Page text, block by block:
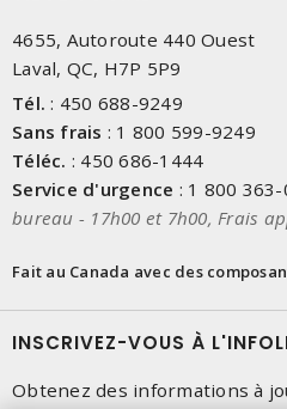
4655, Autoroute 440 Ouest
Laval, QC, H7P 5P9
Tél. : 450 688-9249
Sans frais : 1 800 599-9249
Téléc. : 450 686-1444
Service d'urgence : 1 800 363-
bureau - 17h00 et 7h00, Frais
Fait au Canada avec des
INSCRIVEZ-VOUS À
Obtenez des informations à